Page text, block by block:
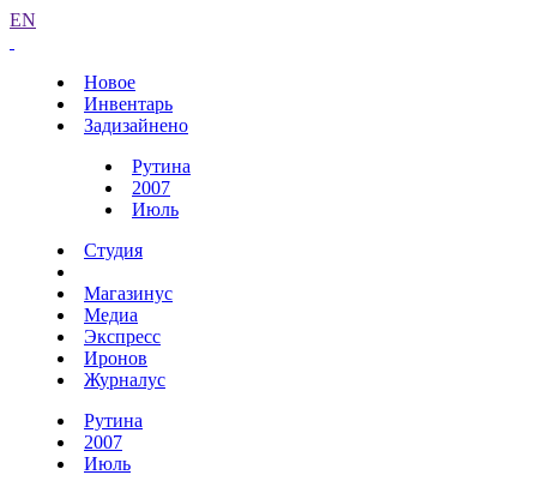
EN
Новое
Инвентарь
Задизайнено
Рутина
2007
Июль
Студия
Магазинус
Медиа
Экспресс
Иронов
Журналус
Рутина
2007
Июль